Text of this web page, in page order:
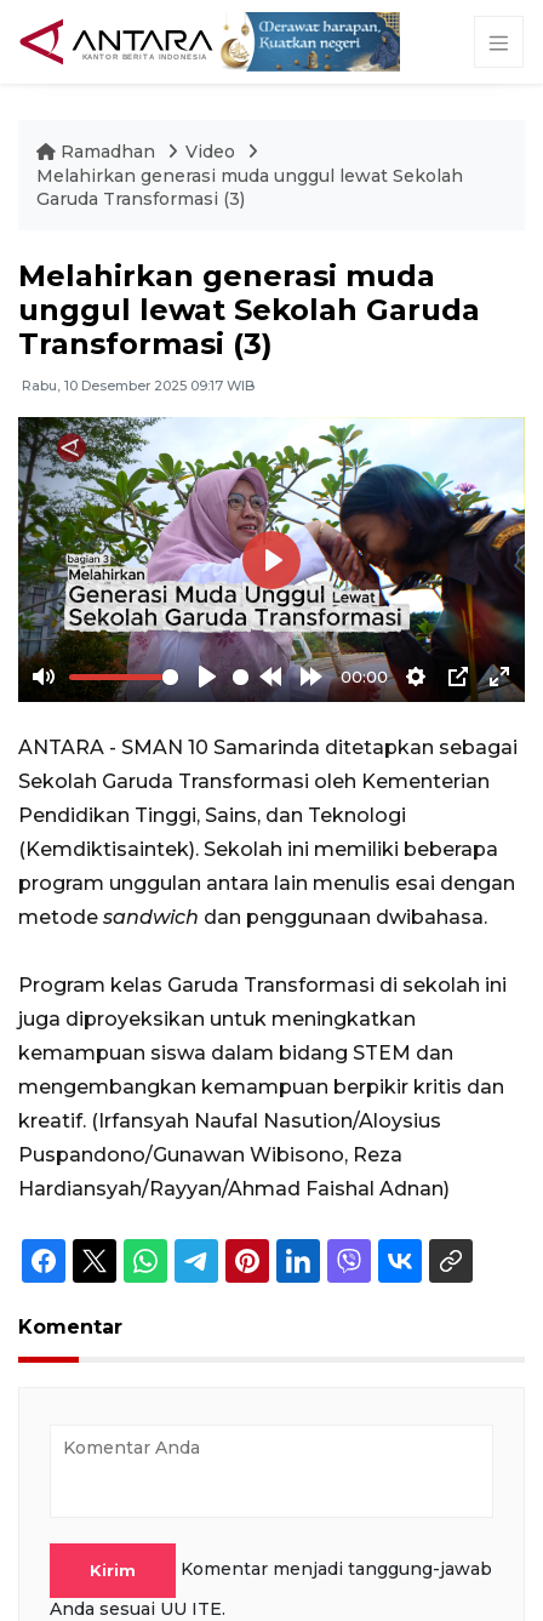
Ramadhan
Video
Melahirkan generasi muda unggul lewat Sekolah
Garuda Transformasi (3)
Melahirkan generasi muda
unggul lewat Sekolah Garuda
Transformasi (3)
Rabu, 10 Desember 2025 09:17 WIB
Mute Play
Rewind
10s
Forward
10s
00:00
Settings
PIP
Play
ANTARA - SMAN 10 Samarinda ditetapkan sebagai
Sekolah Garuda Transformasi oleh Kementerian
Pendidikan Tinggi, Sains, dan Teknologi
(Kemdiktisaintek). Sekolah ini memiliki beberapa
program unggulan antara lain menulis esai dengan
metode sandwich dan penggunaan dwibahasa.
Program kelas Garuda Transformasi di sekolah ini
juga diproyeksikan untuk meningkatkan
kemampuan siswa dalam bidang STEM dan
mengembangkan kemampuan berpikir kritis dan
kreatif. (Irfansyah Naufal Nasution/Aloysius
Puspandono/Gunawan Wibisono, Reza
Hardiansyah/Rayyan/Ahmad Faishal Adnan)
Komentar
Kirim
Komentar menjadi tanggung-jawab
Anda sesuai UU ITE.